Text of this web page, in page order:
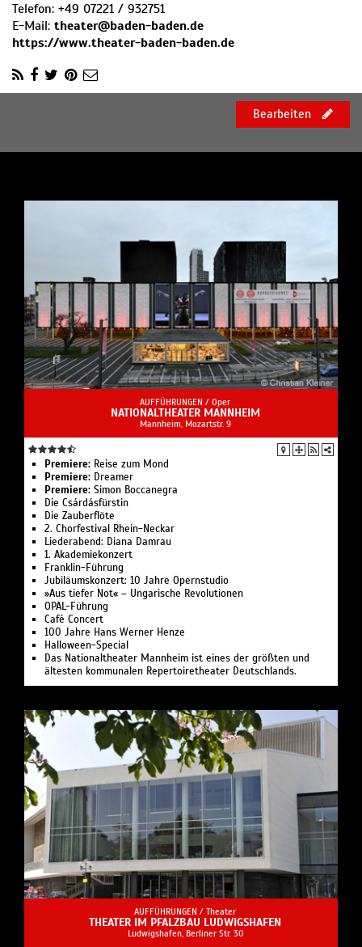
Telefon: +49 07221 / 932751
E-Mail: theater@baden-baden.de
https://www.theater-baden-baden.de
Bearbeiten
AUFFÜHRUNGEN / Oper
NATIONALTHEATER MANNHEIM
Mannheim, Mozartstr. 9
Premiere: Reise zum Mond
Premiere: Dreamer
Premiere: Simon Boccanegra
Die Csárdásfürstin
Die Zauberflöte
2. Chorfestival Rhein-Neckar
Liederabend: Diana Damrau
1. Akademie­konzert
Franklin-Führung
Jubiläumskonzert: 10 Jahre Opernstudio
»Aus tiefer Not« – Ungarische Revolutionen
OPAL-Führung
Café Concert
100 Jahre Hans Werner Henze
Halloween-Special
Das Nationaltheater Mannheim ist eines der größten und
ältesten kommunalen Repertoiretheater Deutschlands.
AUFFÜHRUNGEN / Theater
THEATER IM PFALZBAU LUDWIGSHAFEN
Ludwigshafen, Berliner Str. 30